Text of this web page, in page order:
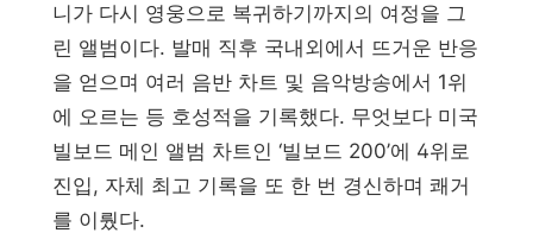
니가 다시 영웅으로 복귀하기까지의 여정을 그
린 앨범이다. 발매 직후 국내외에서 뜨거운 반응
을 얻으며 여러 음반 차트 및 음악방송에서 1위
에 오르는 등 호성적을 기록했다. 무엇보다 미국
빌보드 메인 앨범 차트인 ‘빌보드 200’에 4위로
진입, 자체 최고 기록을 또 한 번 경신하며 쾌거
를 이뤘다.